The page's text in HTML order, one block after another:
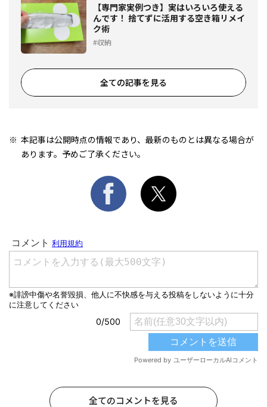
【専門家実例つき】実はいろいろ使える
んです！ 捨てずに活用する空き箱リメイ
ク術
収納
全ての記事を見る
本記事は公開時点の情報であり、最新のものとは異なる場合が
あります。予めご了承ください。
全てのコメントを見る